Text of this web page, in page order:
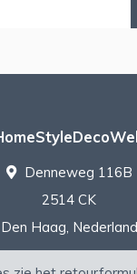
Denneweg 116B
2514 CK
Den Haag, Nederland